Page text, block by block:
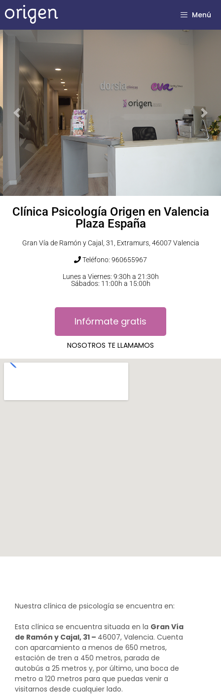
Menú
Previous Next
Clínica Psicología Origen en Valencia
Plaza España
Gran Vía de Ramón y Cajal, 31, Extramurs, 46007 Valencia
Teléfono: 960655967
Lunes a Viernes: 9:30h a 21:30h
Sábados: 11:00h a 15:00h
Infórmate gratis
NOSOTROS TE LLAMAMOS
Nuestra clínica de psicología se encuentra en:
Esta clínica se encuentra situada en la Gran Vía
de Ramón y Cajal, 31 – 46007, Valencia. Cuenta
con aparcamiento a menos de 650 metros,
estación de tren a 450 metros, parada de
autobús a 25 metros y, por último, una boca de
metro a 120 metros para que puedas venir a
visitarnos desde cualquier lado.